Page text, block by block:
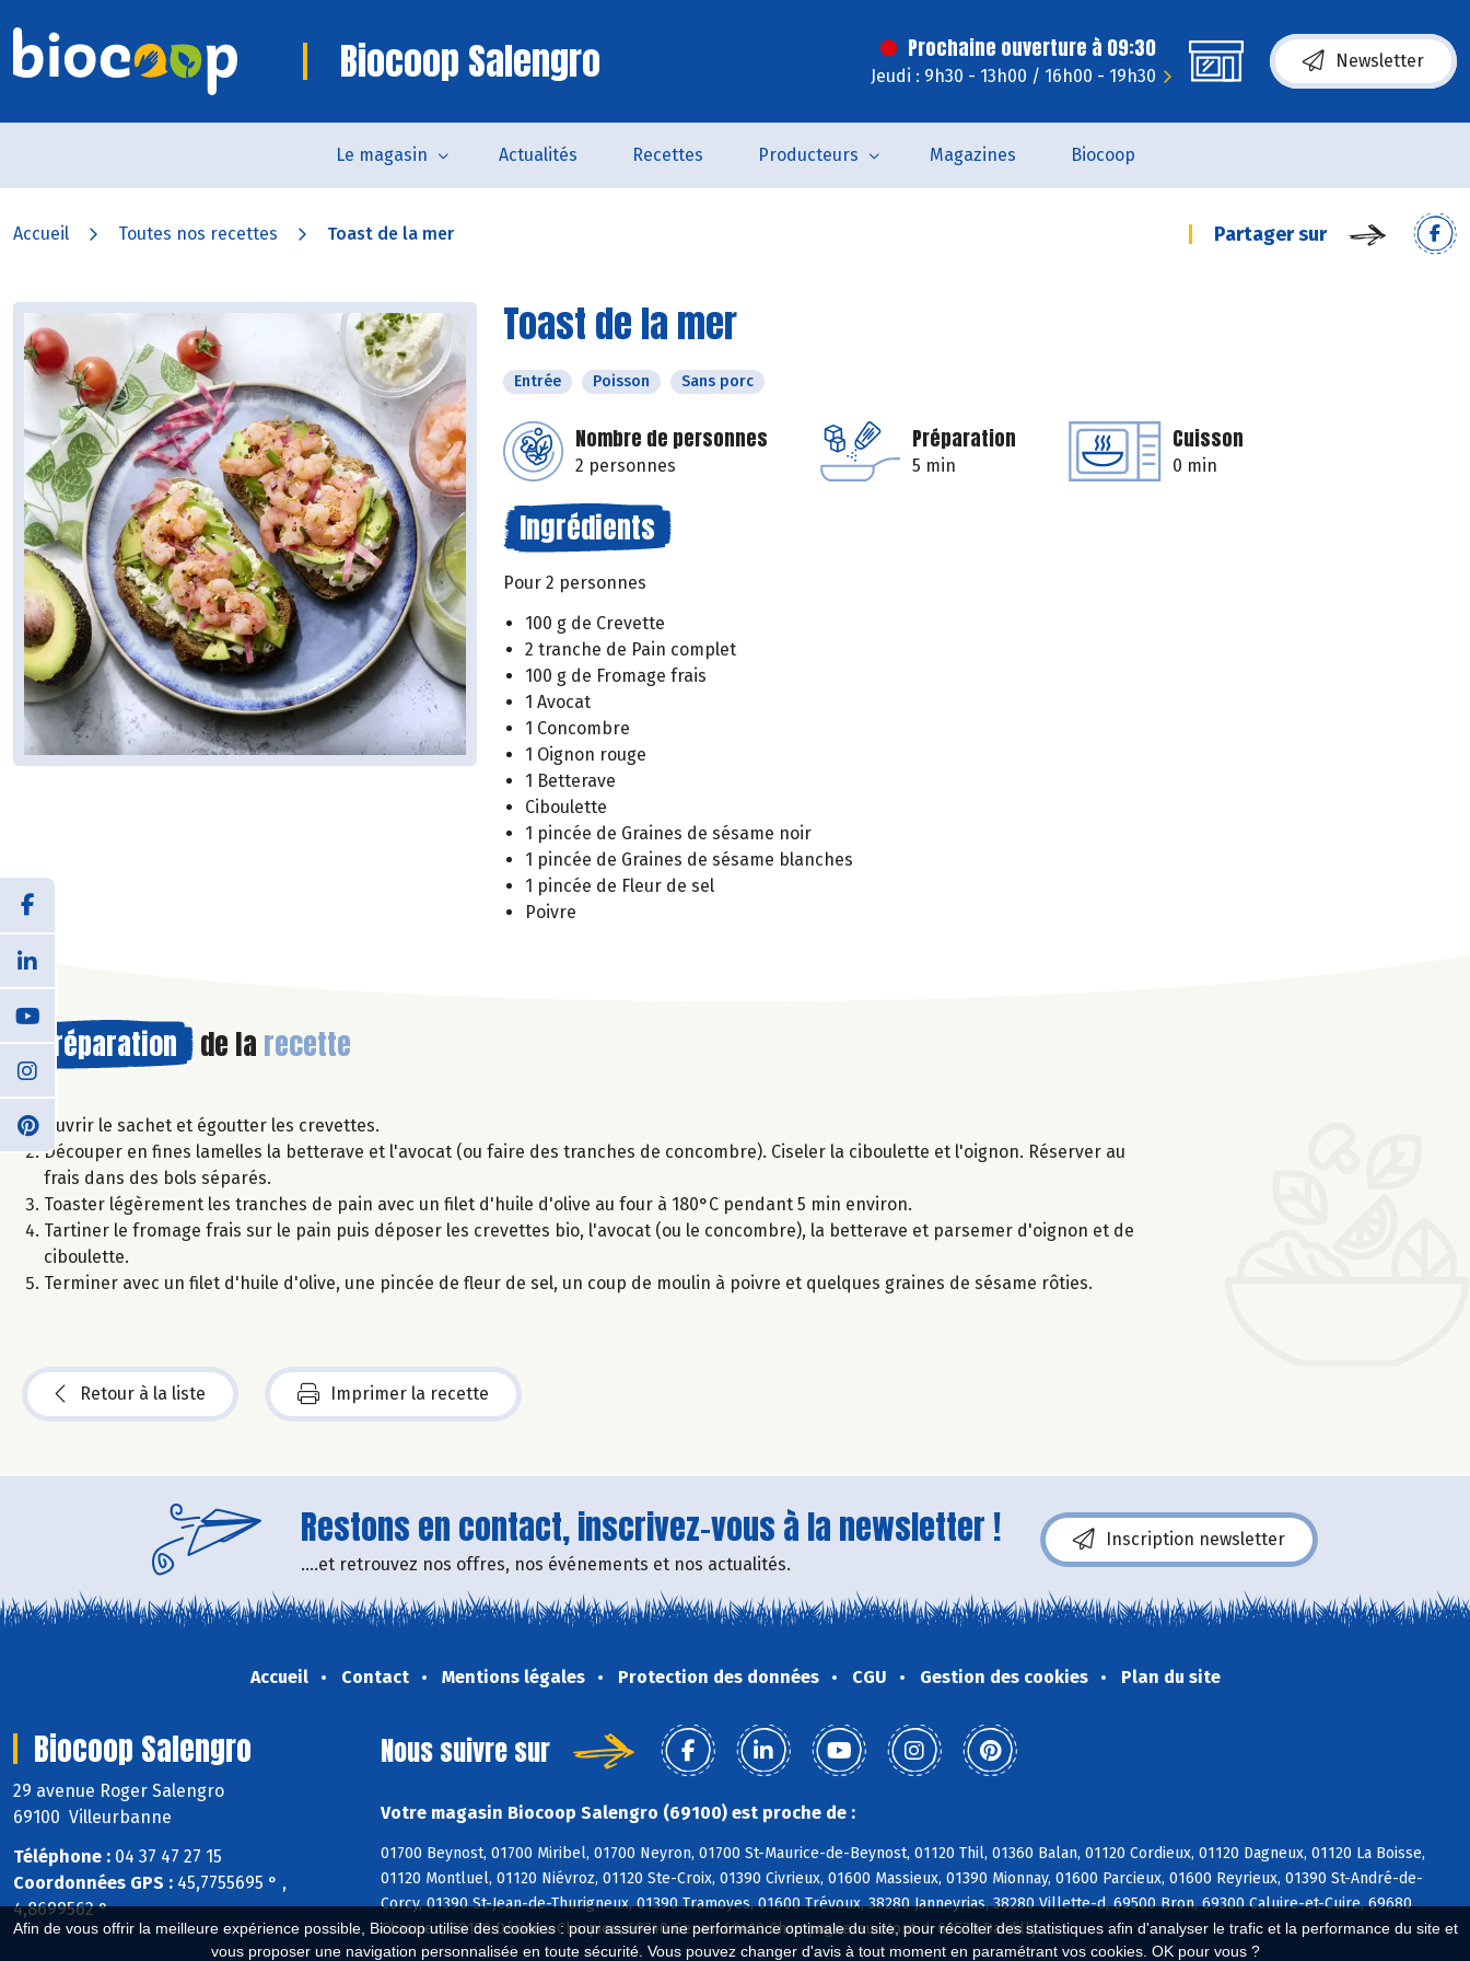
Afin de vous offrir la meilleure expérience possible, Biocoop utilise des cookies : pour assurer une performance optimale du site, pour récolter des statistiques afin d'analyser le trafic et la performance du site et
vous proposer une navigation personnalisée en toute sécurité. Vous pouvez changer d'avis à tout moment en paramétrant vos cookies. OK pour vous ?
Biocoop Salengro Prochaine ouverture à 09:30
Jeudi : 9h30 - 13h00 / 16h00 - 19h30
Newsletter
Le magasin Actualités Recettes Producteurs Magazines Biocoop
Accueil Toutes nos recettes Toast de la mer Partager sur
Toast de la mer
Entrée Poisson Sans porc
Nombre de personnes
2 personnes
Préparation
5 min
Cuisson
0 min
Ingrédients
Pour 2 personnes
100 g de Crevette
2 tranche de Pain complet
100 g de Fromage frais
1 Avocat
1 Concombre
1 Oignon rouge
1 Betterave
Ciboulette
1 pincée de Graines de sésame noir
1 pincée de Graines de sésame blanches
1 pincée de Fleur de sel
Poivre
Préparation de la recette
Ouvrir le sachet et égoutter les crevettes.
Découper en fines lamelles la betterave et l'avocat (ou faire des tranches de concombre). Ciseler la ciboulette et l'oignon. Réserver au
frais dans des bols séparés.
Toaster légèrement les tranches de pain avec un filet d'huile d'olive au four à 180°C pendant 5 min environ.
Tartiner le fromage frais sur le pain puis déposer les crevettes bio, l'avocat (ou le concombre), la betterave et parsemer d'oignon et de
ciboulette.
Terminer avec un filet d'huile d'olive, une pincée de fleur de sel, un coup de moulin à poivre et quelques graines de sésame rôties.
Retour à la liste Imprimer la recette
Restons en contact, inscrivez-vous à la newsletter !
....et retrouvez nos offres, nos événements et nos actualités.
Inscription newsletter
Accueil Contact Mentions légales Protection des données CGU Gestion des cookies Plan du site
Biocoop Salengro
29 avenue Roger Salengro
69100 Villeurbanne
Téléphone : 04 37 47 27 15
Coordonnées GPS : 45,7755695 ° ,
4,8699562 °
Nous suivre sur
Votre magasin Biocoop Salengro (69100) est proche de :
01700 Beynost, 01700 Miribel, 01700 Neyron, 01700 St-Maurice-de-Beynost, 01120 Thil, 01360 Balan, 01120 Cordieux, 01120 Dagneux, 01120 La Boisse,
01120 Montluel, 01120 Niévroz, 01120 Ste-Croix, 01390 Civrieux, 01600 Massieux, 01390 Mionnay, 01600 Parcieux, 01600 Reyrieux, 01390 St-André-de-
Corcy, 01390 St-Jean-de-Thurigneux, 01390 Tramoyes, 01600 Trévoux, 38280 Janneyrias, 38280 Villette-d, 69500 Bron, 69300 Caluire-et-Cuire, 69680
Chassieu, 69150 Décines-Charpieu, 69740 Genas, 69410 Champagne-au-Mont-d, 69570 Dardilly